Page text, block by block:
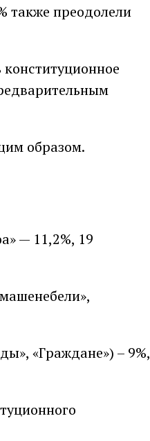
также преодолели
образом.
— 11,2%, 19
«Граждане») – 9%,